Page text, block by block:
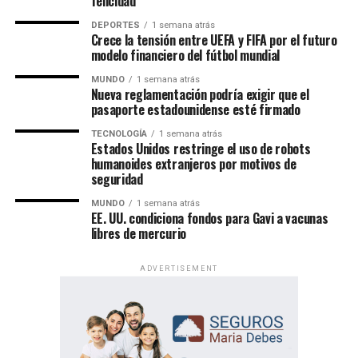
Youtube:@EnfoqueNow
Encuentra más notas como esta aquí: MUNDO
TEMAS RELACIONADOS: DESALOJADOS
ERUPCION
Mató a su madre, a su padre y su hermana, y subió a
redes sociales
El FBI confirmó que el cuerpo hallado coincide con la
Enfoque Now
Enfoque Now es una plataforma digital dedicada a conectar e
Un evento de alcance mundial
Las Asambleas Regionales “Felices para siempre” se
celebran en más de 230 países, mediante la organización
de más de 6,000 asambleas presentadas en más de 500
Por su parte, las Asambleas Internacionales ofrecerán el
permitiendo que personas de diversas culturas e idiomas
participen de un mismo contenido bíblico.
DEPORTES 1 semana atrás
Crece la tensión entre UEFA y FIFA por el futuro
modelo financiero del fútbol mundial
MUNDO 1 semana atrás
Nueva reglamentación podría exigir que el
pasaporte estadounidense esté firmado
TECNOLOGÍA 1 semana atrás
Estados Unidos restringe el uso de robots
humanoides extranjeros por motivos de
seguridad
MUNDO 1 semana atrás
EE. UU. condiciona fondos para Gavi a vacunas
libres de mercurio
ADVERTISEMENT